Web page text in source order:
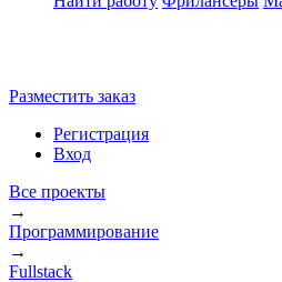
Разместить заказ
Регистрация
Вход
Все проекты
→
Программирование
→
Fullstack